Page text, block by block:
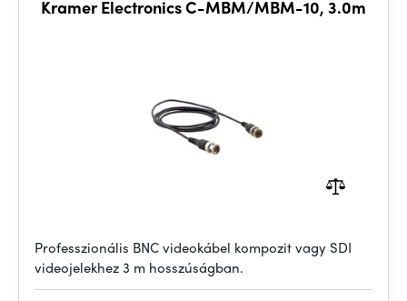
Kramer Electronics C-MBM/MBM-10, 3.0m
Professzionális BNC videokábel kompozit vagy SDI
videojelekhez 3 m hosszúságban.